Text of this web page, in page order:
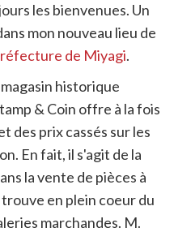
les bienvenues. Un
mon nouveau lieu de
de Miyagi.
historique
& Coin offre à la fois
des prix cassés sur les
En fait, il s'agit de la
la vente de pièces à
en plein coeur du
marchandes. M.